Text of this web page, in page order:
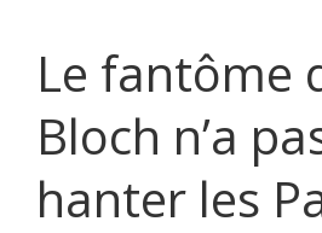
Le fantôme
Bloch n’a
hanter les